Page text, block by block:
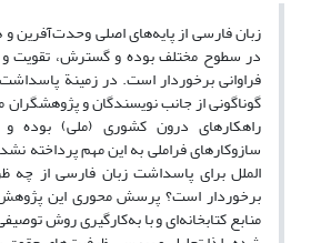
زبان فارسی از پایه‌های اصلی وحدت‌آفرین
در سطوح مختلف بوده و گسترش، تقویت
فراوانی برخوردار است. در زمینة
گوناگونی از جانب نویسندگان و
راهکارهای درون کشوری (ملی) بوده
سازوکارهای فراملی به این مهم پرداخته
الملل برای پاسداشت زبان فارسی از چه
برخوردار است؟ پرسش محوری این
منابع کتابخانه‌ای و با به‌کارگیری روش